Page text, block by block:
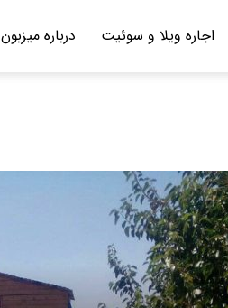
اجاره ویلا و سوئیت درباره میزبون